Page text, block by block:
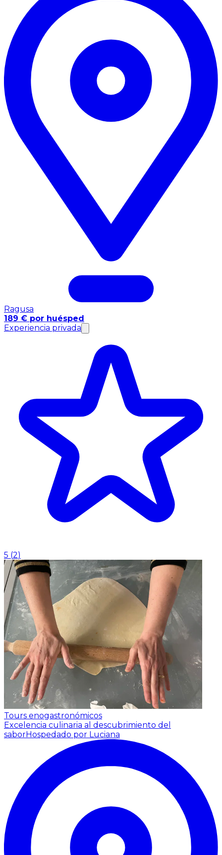
Ragusa
189 € por huésped
Experiencia privada
5 (2)
Tours enogastronómicos
Excelencia culinaria al descubrimiento del
saborHospedado por Luciana